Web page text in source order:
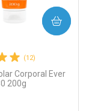
(12)
Corporal Ever
200g
COMPRAR